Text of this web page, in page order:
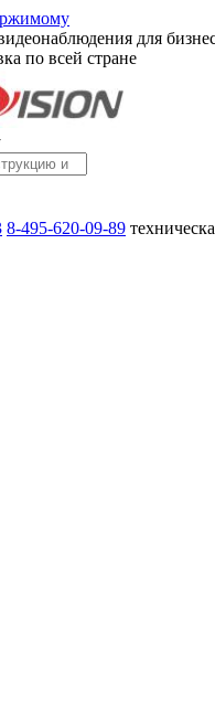
для
по всей стране
8-495-620-09-89